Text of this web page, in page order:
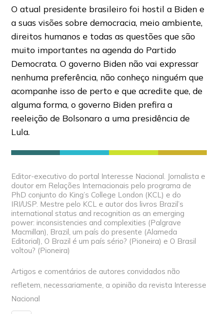
O atual presidente brasileiro foi hostil a Biden e
a suas visões sobre democracia, meio ambiente,
direitos humanos e todas as questões que são
muito importantes na agenda do Partido
Democrata. O governo Biden não vai expressar
nenhuma preferência, não conheço ninguém que
acompanhe isso de perto e que acredite que, de
alguma forma, o governo Biden prefira a
reeleição de Bolsonaro a uma presidência de
Lula.
Editor-executivo do portal Interesse Nacional. Jornalista e
doutor em Relações Internacionais pelo programa de
PhD conjunto do King’s College London (KCL) e do
IRI/USP. Mestre pelo KCL e autor dos livros Brazil’s
international status and recognition as an emerging
power: inconsistencies and complexities (Palgrave
Macmillan), Brazil, um país do presente (Alameda
Editorial), O Brazil é um país sério? (Pioneira) e O Brasil
voltou? (Pioneira)
Artigos e comentários de autores convidados não
refletem, necessariamente, a opinião da revista Interesse
Nacional